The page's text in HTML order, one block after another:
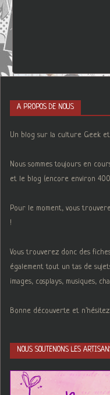
A PROPOS DE NOUS
Un blog sur la culture Geek
Nous sommes toujours en
et le blog (encore environ
Pour le moment, vous
!
Vous trouverez donc des
également tout un tas de
images, cosplays, musiques,
Bonne découverte et
NOUS SOUTENONS LES